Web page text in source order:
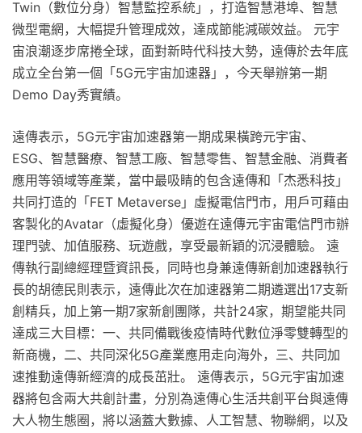
Twin（數位分身）智慧監控系統」，打造智慧港埠、智慧
微型電網，大幅提升管理成效，達成節能減碳效益。 元宇
宙浪潮逐步席捲全球，面對新時代科技大勢，遠傳於去年底
成立全台第一個「5G元宇宙加速器」，今天舉辦第一期
Demo Day秀實績。
遠傳表示，5G元宇宙加速器第一期成果橫跨元宇宙、
ESG、智慧醫療、智慧工廠、智慧零售、智慧金融、消費者
應用等領域等產業，當中最吸睛的包含遠傳和「杰悉科技」
共同打造的「FET Metaverse」虛擬電信門市，用戶可藉由
客製化的Avatar（虛擬化身）優遊在遠傳元宇宙電信門市辦
理門號、加值服務、玩遊戲，享受最新穎的沉浸體驗。 遠
傳執行副總經理暨資訊長，同時也身兼遠傳新創加速器執行
長的胡德民則表示，遠傳此次在加速器第二期遴選出17支新
創精兵，加上第一期7家新創團隊，共計24家，期望能共同
達成三大目標：一、共同備戰後疫情時代數位淨零雙轉型的
新商機，二、共同深化5G產業應用走向海外，三、共同加
速推動遠傳新經濟的成長茁壯。 遠傳表示，5G元宇宙加速
器將包含兩大共創計畫，分別為遠傳心生活共創平台與遠傳
大人物生態圈，將以涵蓋大數據、人工智慧、物聯網，以及